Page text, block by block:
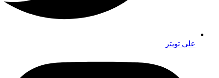
على تويتر